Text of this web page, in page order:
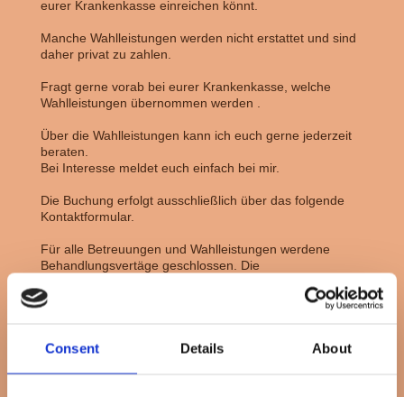
Consent Details About
eurer Krankenkasse einreichen könnt.
Manche Wahlleistungen werden nicht erstattet und sind
daher privat zu zahlen.
Fragt gerne vorab bei eurer Krankenkasse, welche
Wahlleistungen übernommen werden .
Über die Wahlleistungen kann ich euch gerne jederzeit
beraten.
Bei Interesse meldet euch einfach bei mir.
Die Buchung erfolgt ausschließlich über das folgende
Kontaktformular.
Für alle Betreuungen und Wahlleistungen werdene
Behandlungsvertäge geschlossen. Die
3.) beschrieben, fristgerecht zu zahlen. Nach Abschluss
eines Wahlleistungsvertrages kann dieser nicht wiederrufen